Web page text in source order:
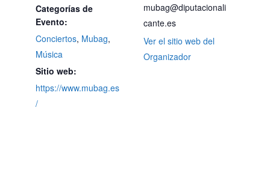
Categorías de
Evento:
Conciertos, Mubag,
Música
Sitio web:
https://www.mubag.es
/
mubag@diputacionali
cante.es
Ver el sitio web del
Organizador